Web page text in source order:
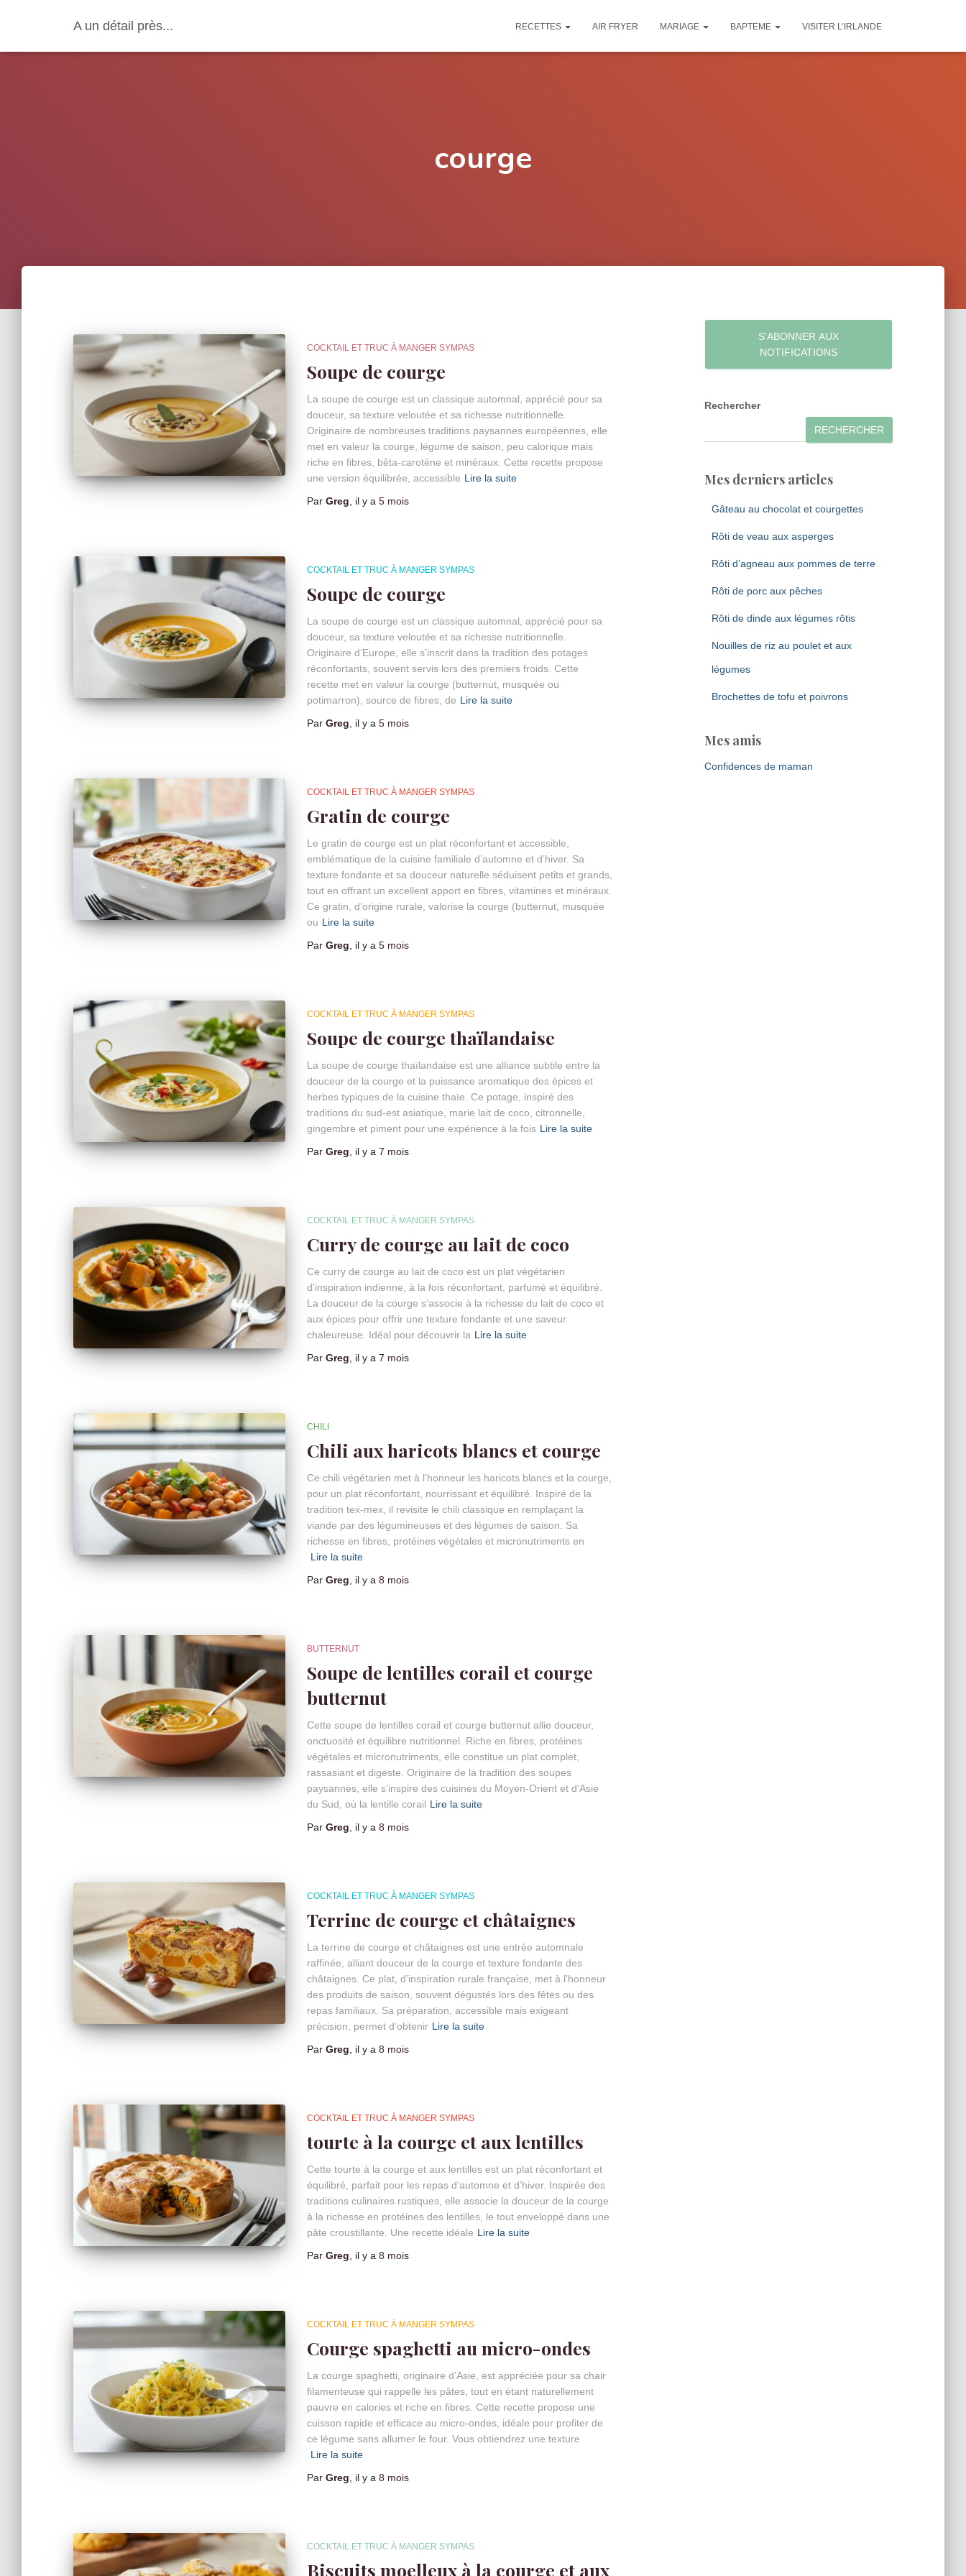
A un détail près... RECETTES AIR FRYER MARIAGE BAPTEME VISITER L’IRLANDE
courge
COCKTAIL ET TRUC À MANGER SYMPAS
Soupe de courge
La soupe de courge est un classique automnal, apprécié pour sa
douceur, sa texture veloutée et sa richesse nutritionnelle.
Originaire de nombreuses traditions paysannes européennes, elle
met en valeur la courge, légume de saison, peu calorique mais
riche en fibres, bêta-carotène et minéraux. Cette recette propose
une version équilibrée, accessible Lire la suite
Par Greg , il y a 5 mois
COCKTAIL ET TRUC À MANGER SYMPAS
Soupe de courge
La soupe de courge est un classique automnal, apprécié pour sa
douceur, sa texture veloutée et sa richesse nutritionnelle.
Originaire d’Europe, elle s’inscrit dans la tradition des potages
réconfortants, souvent servis lors des premiers froids. Cette
recette met en valeur la courge (butternut, musquée ou
potimarron), source de fibres, de Lire la suite
Par Greg , il y a 5 mois
COCKTAIL ET TRUC À MANGER SYMPAS
Gratin de courge
Le gratin de courge est un plat réconfortant et accessible,
emblématique de la cuisine familiale d’automne et d’hiver. Sa
texture fondante et sa douceur naturelle séduisent petits et grands,
tout en offrant un excellent apport en fibres, vitamines et minéraux.
Ce gratin, d’origine rurale, valorise la courge (butternut, musquée
ou Lire la suite
Par Greg , il y a 5 mois
COCKTAIL ET TRUC À MANGER SYMPAS
Soupe de courge thaïlandaise
La soupe de courge thaïlandaise est une alliance subtile entre la
douceur de la courge et la puissance aromatique des épices et
herbes typiques de la cuisine thaïe. Ce potage, inspiré des
traditions du sud-est asiatique, marie lait de coco, citronnelle,
gingembre et piment pour une expérience à la fois Lire la suite
Par Greg , il y a 7 mois
COCKTAIL ET TRUC À MANGER SYMPAS
Curry de courge au lait de coco
Ce curry de courge au lait de coco est un plat végétarien
d’inspiration indienne, à la fois réconfortant, parfumé et équilibré.
La douceur de la courge s’associe à la richesse du lait de coco et
aux épices pour offrir une texture fondante et une saveur
chaleureuse. Idéal pour découvrir la Lire la suite
Par Greg , il y a 7 mois
CHILI
Chili aux haricots blancs et courge
Ce chili végétarien met à l’honneur les haricots blancs et la courge,
pour un plat réconfortant, nourrissant et équilibré. Inspiré de la
tradition tex-mex, il revisite le chili classique en remplaçant la
viande par des légumineuses et des légumes de saison. Sa
richesse en fibres, protéines végétales et micronutriments en
Lire la suite
Par Greg , il y a 8 mois
BUTTERNUT
Soupe de lentilles corail et courge
butternut
Cette soupe de lentilles corail et courge butternut allie douceur,
onctuosité et équilibre nutritionnel. Riche en fibres, protéines
végétales et micronutriments, elle constitue un plat complet,
rassasiant et digeste. Originaire de la tradition des soupes
paysannes, elle s’inspire des cuisines du Moyen-Orient et d’Asie
du Sud, où la lentille corail Lire la suite
Par Greg , il y a 8 mois
COCKTAIL ET TRUC À MANGER SYMPAS
Terrine de courge et châtaignes
La terrine de courge et châtaignes est une entrée automnale
raffinée, alliant douceur de la courge et texture fondante des
châtaignes. Ce plat, d’inspiration rurale française, met à l’honneur
des produits de saison, souvent dégustés lors des fêtes ou des
repas familiaux. Sa préparation, accessible mais exigeant
précision, permet d’obtenir Lire la suite
Par Greg , il y a 8 mois
COCKTAIL ET TRUC À MANGER SYMPAS
tourte à la courge et aux lentilles
Cette tourte à la courge et aux lentilles est un plat réconfortant et
équilibré, parfait pour les repas d’automne et d’hiver. Inspirée des
traditions culinaires rustiques, elle associe la douceur de la courge
à la richesse en protéines des lentilles, le tout enveloppé dans une
pâte croustillante. Une recette idéale Lire la suite
Par Greg , il y a 8 mois
COCKTAIL ET TRUC À MANGER SYMPAS
Courge spaghetti au micro-ondes
La courge spaghetti, originaire d’Asie, est appréciée pour sa chair
filamenteuse qui rappelle les pâtes, tout en étant naturellement
pauvre en calories et riche en fibres. Cette recette propose une
cuisson rapide et efficace au micro-ondes, idéale pour profiter de
ce légume sans allumer le four. Vous obtiendrez une texture
Lire la suite
Par Greg , il y a 8 mois
COCKTAIL ET TRUC À MANGER SYMPAS
Biscuits moelleux à la courge et aux
S’ABONNER AUX
NOTIFICATIONS
Rechercher
RECHERCHER
Mes derniers articles
Gâteau au chocolat et courgettes
Rôti de veau aux asperges
Rôti d’agneau aux pommes de terre
Rôti de porc aux pêches
Rôti de dinde aux légumes rôtis
Nouilles de riz au poulet et aux
légumes
Brochettes de tofu et poivrons
Mes amis
Confidences de maman